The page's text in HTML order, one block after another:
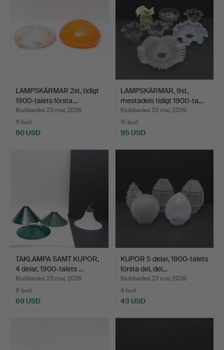
LAMPSKÄRMAR 2st, tidigt
1900-talets första…
Klubbades 23 maj 2026
11 bud
80 USD
LAMPSKÄRMAR, 9st,
mestadels tidigt 1900-ta…
Klubbades 23 maj 2026
15 bud
95 USD
TAKLAMPA SAMT KUPOR,
4 delar, 1900-talets …
Klubbades 23 maj 2026
8 bud
69 USD
KUPOR 5 delar, 1900-talets
första del, del…
Klubbades 23 maj 2026
4 bud
43 USD